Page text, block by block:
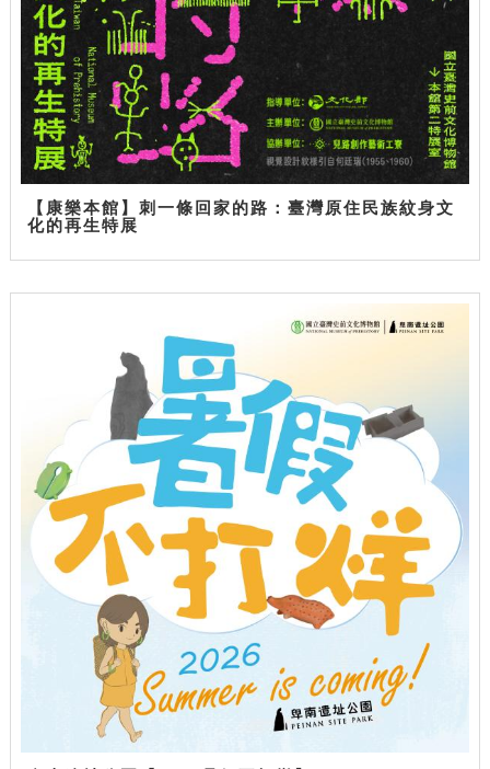
【康樂本館】刺一條回家的路：臺灣原住民族紋身文
化的再生特展